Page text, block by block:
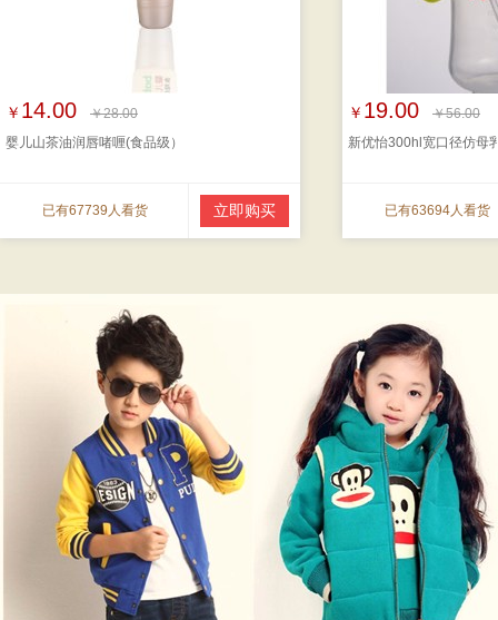
￥ 14.00
￥28.00
婴儿山茶油润唇啫喱(食品级）
已有67739人看货 立即购买
￥ 19.00
￥56.00
新优怡300hl宽口径仿母
已有63694人看货